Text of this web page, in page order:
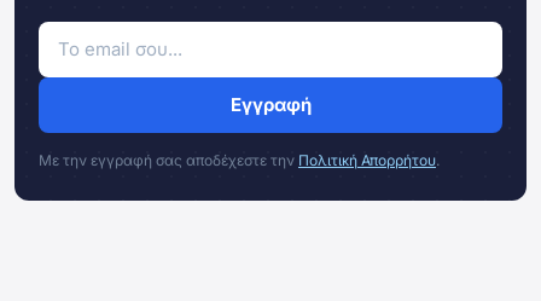
Εγγραφή
Με την εγγραφή σας αποδέχεστε την Πολιτική Απορρήτου.